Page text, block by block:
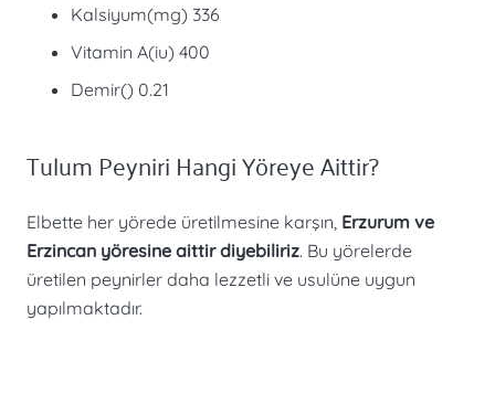
Kalsiyum(mg) 336
Vitamin A(iu) 400
Demir() 0.21
Tulum Peyniri Hangi Yöreye Aittir?
Elbette her yörede üretilmesine karşın, Erzurum ve
Erzincan yöresine aittir diyebiliriz. Bu yörelerde
üretilen peynirler daha lezzetli ve usulüne uygun
yapılmaktadır.